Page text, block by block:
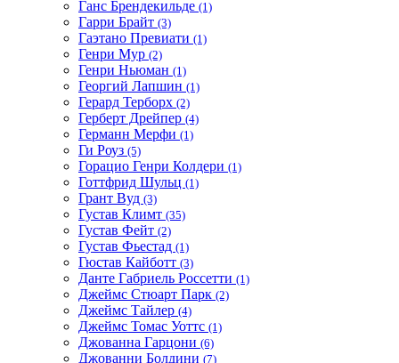
Ганс Брендекильде (1)
Гарри Брайт (3)
Гаэтано Превиати (1)
Генри Мур (2)
Генри Ньюман (1)
Георгий Лапшин (1)
Герард Терборх (2)
Герберт Дрейпер (4)
Германн Мерфи (1)
Ги Роуз (5)
Горацио Генри Колдери (1)
Готтфрид Шульц (1)
Грант Вуд (3)
Густав Климт (35)
Густав Фейт (2)
Густав Фьестад (1)
Гюстав Кайботт (3)
Данте Габриель Россетти (1)
Джеймс Стюарт Парк (2)
Джеймс Тайлер (4)
Джеймс Томас Уоттс (1)
Джованна Гарцони (6)
Джованни Болдини (7)